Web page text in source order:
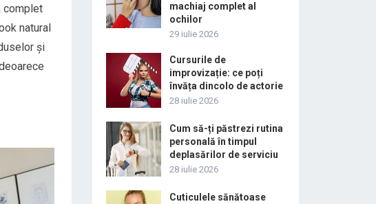
complet
natural
și
machiaj complet al
ochilor
29 iulie 2026
Cursurile de
improvizație: ce poți
învăța dincolo de actorie
28 iulie 2026
Cum să-ți păstrezi rutina
personală în timpul
deplasărilor de serviciu
28 iulie 2026
Cuticulele sănătoase